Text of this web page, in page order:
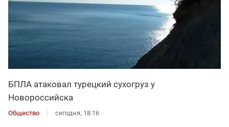
БПЛА атаковал турецкий сухогруз у
Новороссийска
Общество сегодня, 18:16